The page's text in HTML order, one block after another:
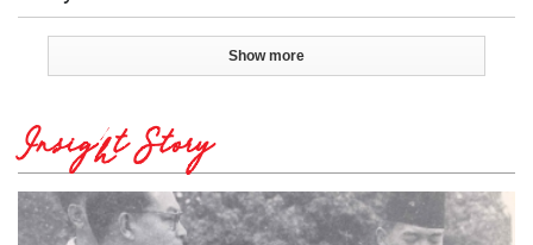
Show more
Insight Story